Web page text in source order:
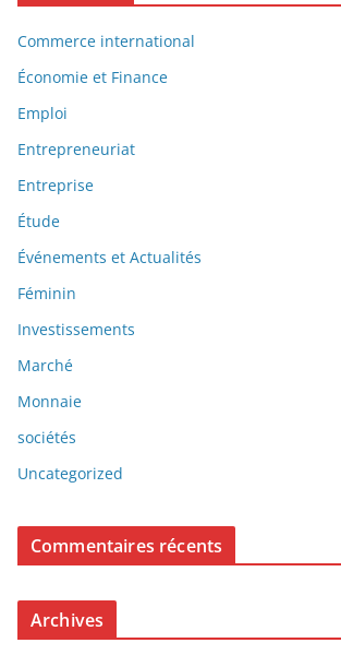
Commerce international
Économie et Finance
Emploi
Entrepreneuriat
Entreprise
Étude
Événements et Actualités
Féminin
Investissements
Marché
Monnaie
sociétés
Uncategorized
Commentaires récents
Archives